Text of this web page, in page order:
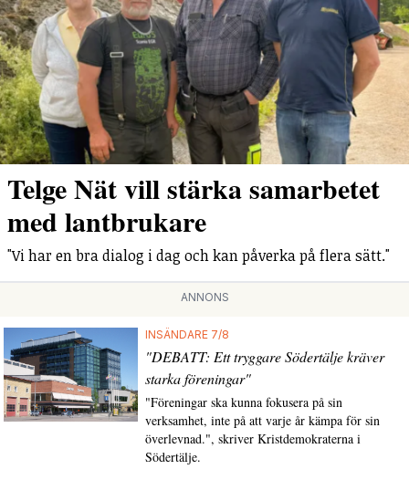
Telge Nät vill stärka samarbetet
med lantbrukare
"Vi har en bra dialog i dag och kan påverka på flera sätt."
ANNONS
INSÄNDARE 7/8
"DEBATT: Ett tryggare Södertälje kräver
starka föreningar"
"Föreningar ska kunna fokusera på sin
verksamhet, inte på att varje år kämpa för sin
överlevnad.", skriver Kristdemokraterna i
Södertälje.